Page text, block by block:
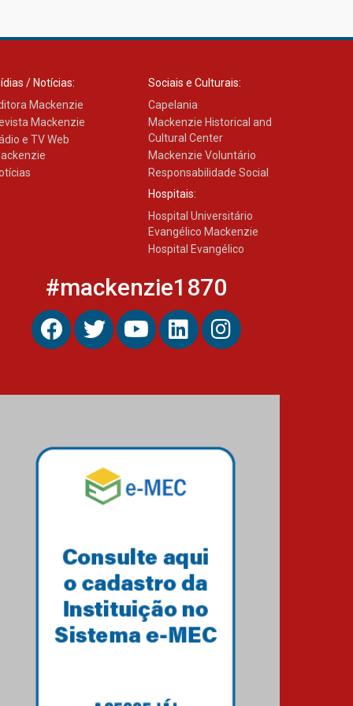
educação superior
/ Notícias:
Mackenzie
Mackenzie
e TV Web
Sociais e Culturais:
Capelania
Mackenzie Historical and
Cultural Center
Mackenzie Voluntário
Responsabilidade Social
Hospitais:
Hospital Universitário
Evangélico Mackenzie
Hospital Evangélico
#mackenzie1870